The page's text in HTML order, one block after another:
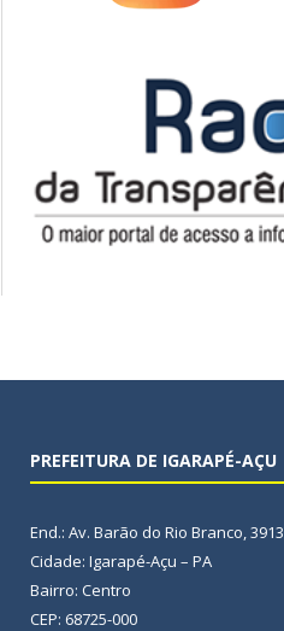
PREFEITURA DE IGARAPÉ-AÇU
End.: Av. Barão do Rio Branco, 3913
Cidade: Igarapé-Açu – PA
Bairro: Centro
CEP: 68725-000